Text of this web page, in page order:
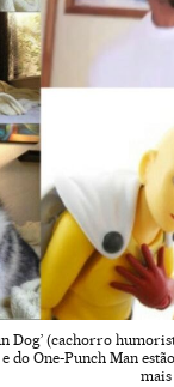
Dog’ (cachorro
do One-Punch Man